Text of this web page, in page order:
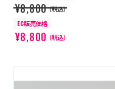
¥8,800（税込）
EC販売価格
¥8,800（税込）